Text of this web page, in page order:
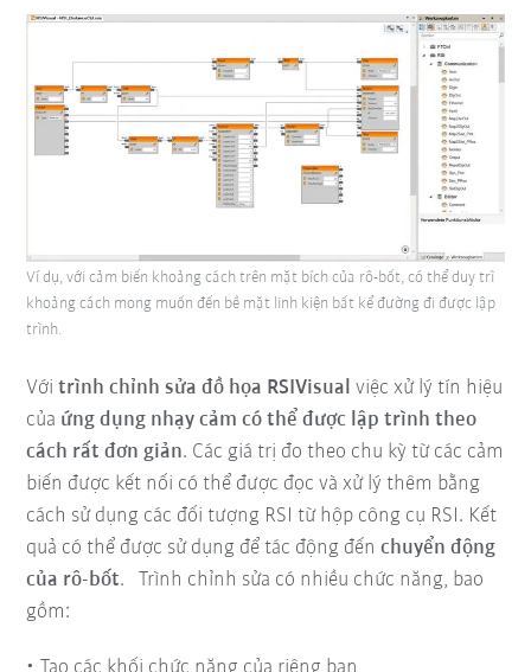
Vớitrình chỉnh sửa đồ họa RSIVisual việc xử lý tín hiệu
của ứng dụng nhạy cảm có thể được lập trình theo
cách rất đơn giản. Các giá trị đo theo chu kỳ từ các cảm
biến được kết nối có thể được đọc và xử lý thêm bằng
cách sử dụng các đối tượng RSI từ hộp công cụ RSI. Kết
quả có thể được sử dụng để tác động đếnchuyển động
của rô-bốt. Trình chỉnh sửa có nhiều chức năng, bao
gồm:
Ví dụ, với cảm biến khoảng cách trên mặt bích của rô-bốt, có thể duy trì
khoảng cách mong muốn đến bề mặt linh kiện bất kể đường đi được lập
trình.